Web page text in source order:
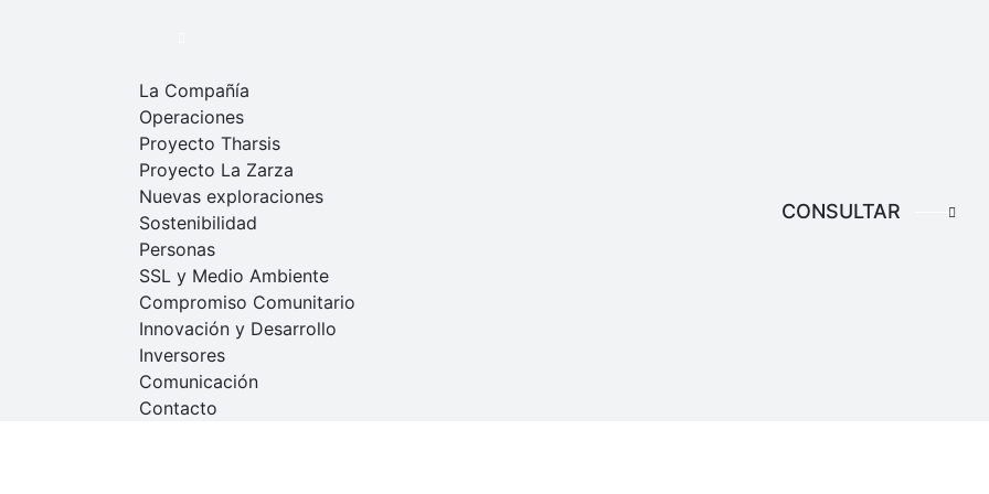
La Compañía
Operaciones
Proyecto Tharsis
Proyecto La Zarza
Nuevas exploraciones
Sostenibilidad
Personas
SSL y Medio Ambiente
Compromiso Comunitario
Innovación y Desarrollo
Inversores
Comunicación
Contacto
CONSULTAR